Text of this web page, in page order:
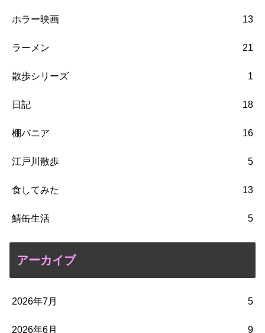
ホラー映画 13
ラーメン 21
散歩シリーズ 1
日記 18
棚バニア 16
江戸川散歩 5
食してみた 13
鯖缶生活 5
アーカイブ
2026年7月 5
2026年6月 9